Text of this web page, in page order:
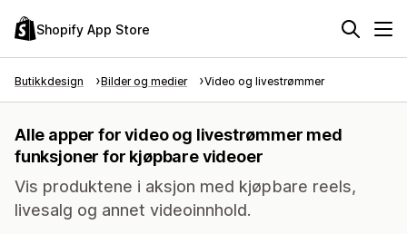
Shopify App Store
Butikkdesign Bilder og medier Video og livestrømmer
Alle apper for video og livestrømmer med
funksjoner for kjøpbare videoer
Vis produktene i aksjon med kjøpbare reels,
livesalg og annet videoinnhold.